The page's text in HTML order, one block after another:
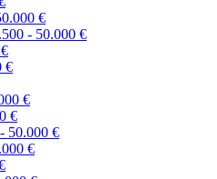
€
- 50.000 €
€
€
€
50.000 €
€